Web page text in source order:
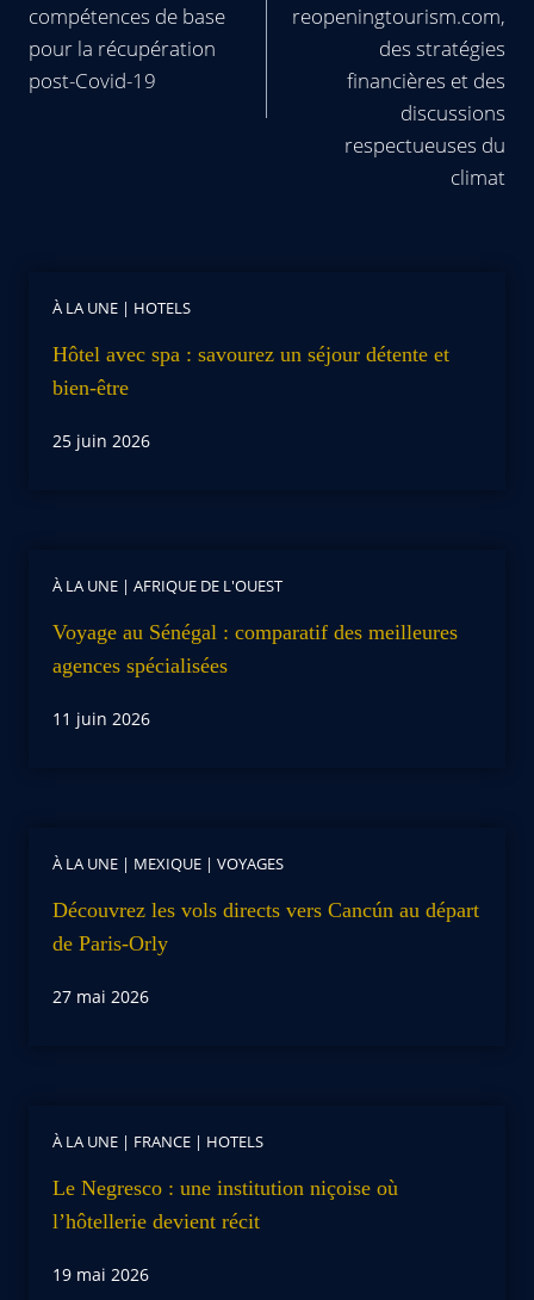
compétences de base
pour la récupération
post-Covid-19
reopeningtourism.com,
des stratégies
financières et des
discussions
respectueuses du
climat
À LA UNE | HOTELS
Hôtel avec spa : savourez un séjour détente et
bien-être
25 juin 2026
À LA UNE | AFRIQUE DE L'OUEST
Voyage au Sénégal : comparatif des meilleures
agences spécialisées
11 juin 2026
À LA UNE | MEXIQUE | VOYAGES
Découvrez les vols directs vers Cancún au départ
de Paris-Orly
27 mai 2026
À LA UNE | FRANCE | HOTELS
Le Negresco : une institution niçoise où
l’hôtellerie devient récit
19 mai 2026